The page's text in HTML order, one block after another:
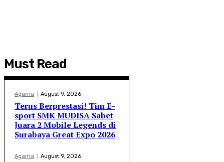
Must Read
Agama August 9, 2026
Terus Berprestasi! Tim E-
sport SMK MUDISA Sabet
Juara 2 Mobile Legends di
Surabaya Great Expo 2026
Agama August 9, 2026